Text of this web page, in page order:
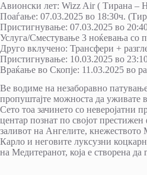
Авионски лет: Wizz Air ( Тирана –
Поаѓање: 07.03.2025 во 18:30ч.
Пристигнување: 07.03.2025 во
Услуга/Сместување 3 ноќевања со
Друго вклучено: Трансфери +
Пристигнување: 10.03.2025 во
Враќање во Скопје: 11.03.2025 во
Ве водиме на незаборавно
пропуштајте можноста да
Сето тоа зачинето со
центар познат по својот
заливот на Ангелите,
Карло и неговите луксузни
на Медитеранот, која е створена